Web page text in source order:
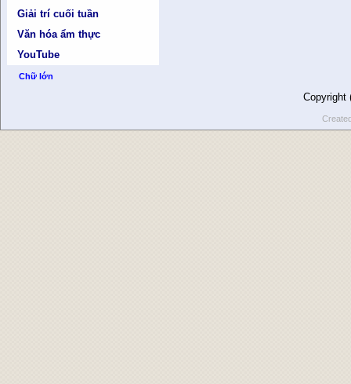
Giải trí cuối tuần
Văn hóa ẩm thực
YouTube
Chữ lớn
Copyright